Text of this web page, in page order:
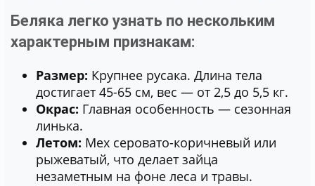
Беляка легко узнать по нескольким
характерным признакам:
Размер: Крупнее русака. Длина тела
достигает 45-65 см, вес — от 2,5 до 5,5 кг.
Окрас: Главная особенность — сезонная
линька.
Летом: Мех серовато-коричневый или
рыжеватый, что делает зайца
незаметным на фоне леса и травы.